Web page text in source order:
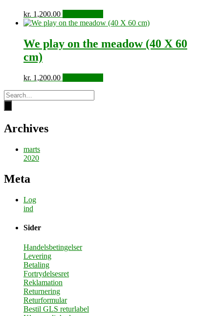
kr. 1,200.00
We play on the meadow (40 X 60
cm)
kr. 1,200.00
Archives
marts
2020
Meta
Log
ind
Sider
Handelsbetingelser
Levering
Betaling
Fortrydelsesret
Reklamation
Returnering
Returformular
Bestil GLS returlabel